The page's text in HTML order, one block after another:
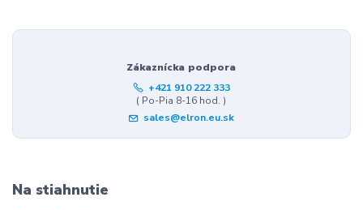
Zákaznícka podpora
+421 910 222 333
( Po-Pia 8-16 hod. )
sales@elron.eu.sk
Na stiahnutie